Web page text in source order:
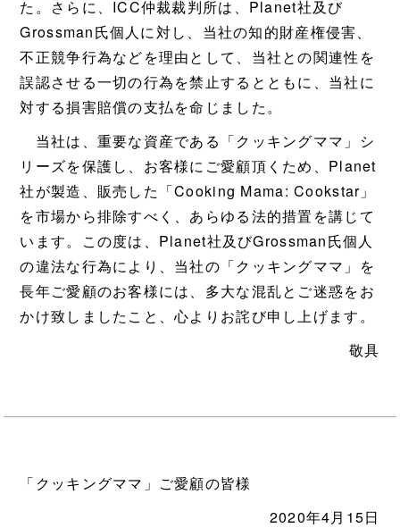
た。さらに、ICC仲裁裁判所は、Planet社及び
Grossman氏個人に対し、当社の知的財産権侵害、
不正競争行為などを理由として、当社との関連性を
誤認させる一切の行為を禁止するとともに、当社に
対する損害賠償の支払を命じました。
当社は、重要な資産である「クッキングママ」シ
リーズを保護し、お客様にご愛顧頂くため、Planet
社が製造、販売した「Cooking Mama: Cookstar」
を市場から排除すべく、あらゆる法的措置を講じて
います。この度は、Planet社及びGrossman氏個人
の違法な行為により、当社の「クッキングママ」を
長年ご愛顧のお客様には、多大な混乱とご迷惑をお
かけ致しましたこと、心よりお詫び申し上げます。
敬具
「クッキングママ」ご愛顧の皆様
2020年4月15日